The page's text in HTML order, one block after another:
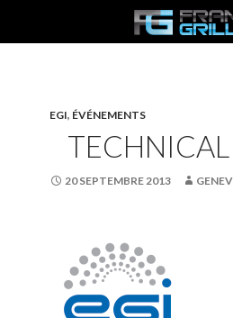
EGI, ÉVÉNEMENTS
20 SEPTEMBRE 2013